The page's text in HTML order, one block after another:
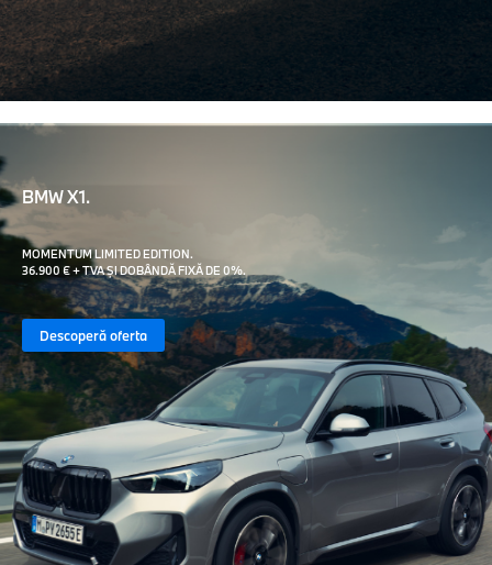
BMW X1.
MOMENTUM LIMITED EDITION.
36.900 € + TVA ȘI DOBÂNDĂ FIXĂ DE 0%.
Descoperă oferta